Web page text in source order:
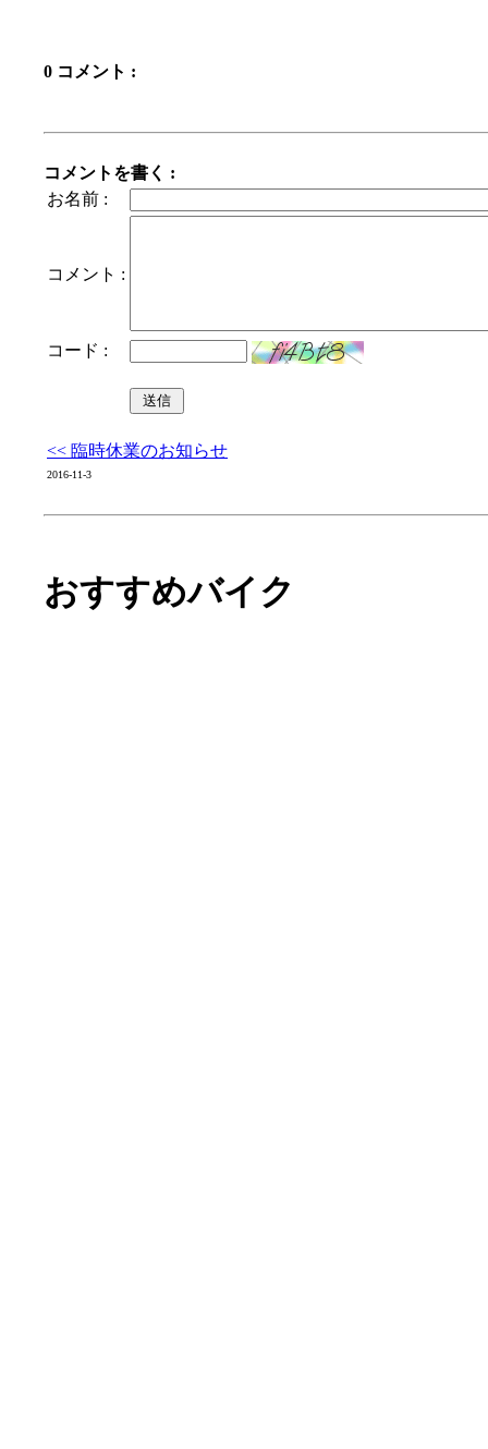
0 コメント :
コメントを書く :
お名前 :
コメント :
コード :
<< 臨時休業のお知らせ
2016-11-3
おすすめバイク